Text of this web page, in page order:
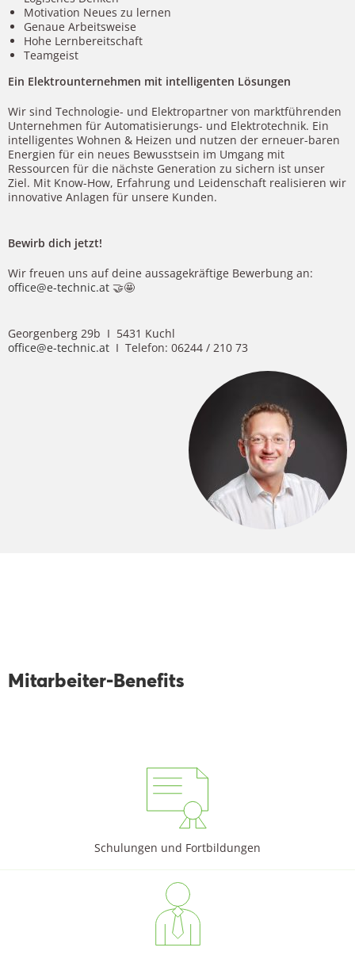
Motivation Neues zu lernen
Genaue Arbeitsweise
Hohe Lernbereitschaft
Teamgeist
Ein Elektrounternehmen mit intelligenten Lösungen
Wir sind Technologie- und Elektropartner von marktführenden
Unternehmen für Automatisierungs- und Elektrotechnik. Ein
intelligentes Wohnen & Heizen und nutzen der erneuer-baren
Energien für ein neues Bewusstsein im Umgang mit
Ressourcen für die nächste Generation zu sichern ist unser
Ziel. Mit Know-How, Erfahrung und Leidenschaft realisieren wir
innovative Anlagen für unsere Kunden.
Bewirb dich jetzt!
Wir freuen uns auf deine aussagekräftige Bewerbung an:
office@e-technic.at 🤝🤩
Georgenberg 29b I 5431 Kuchl
office@e-technic.at I Telefon: 06244 / 210 73
Mitarbeiter-Benefits
Schulungen und Fortbildungen